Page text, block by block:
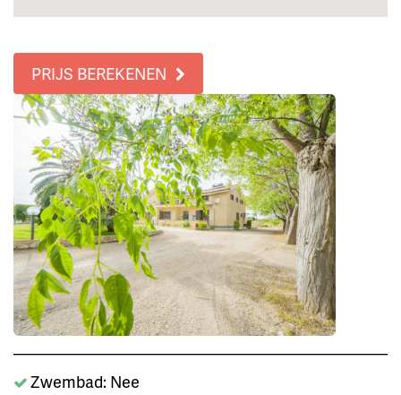
PRIJS BEREKENEN
Zwembad: Nee